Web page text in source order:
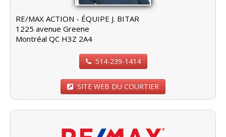
RE/MAX ACTION - ÉQUIPE J. BITAR
1225 avenue Greene
Montréal QC H3Z 2A4
514-239-1414
SITE WEB DU COURTIER